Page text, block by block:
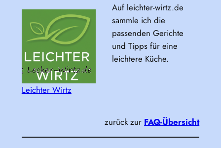
Leichter Wirtz
Auf leichter-wirtz.de
sammle ich die
passenden Gerichte
und Tipps für eine
leichtere Küche.
zurück zur FAQ-Übersicht